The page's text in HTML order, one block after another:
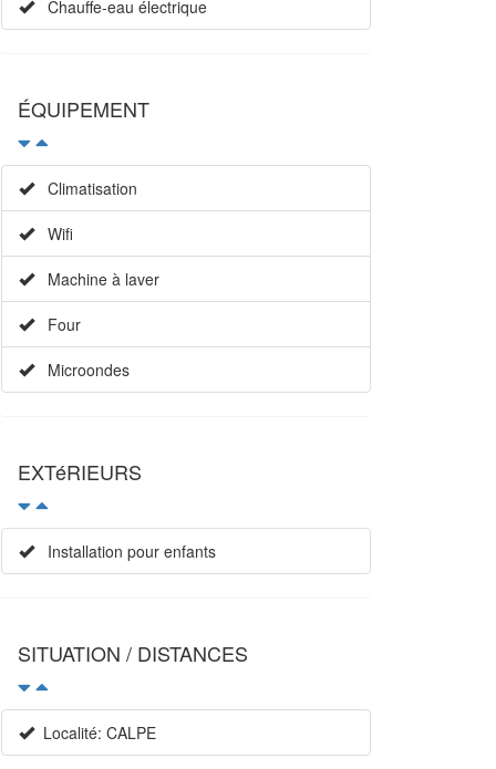
Chauffe-eau électrique
ÉQUIPEMENT
Climatisation
Wifi
Machine à laver
Four
Microondes
EXTéRIEURS
Installation pour enfants
SITUATION / DISTANCES
Localité: CALPE